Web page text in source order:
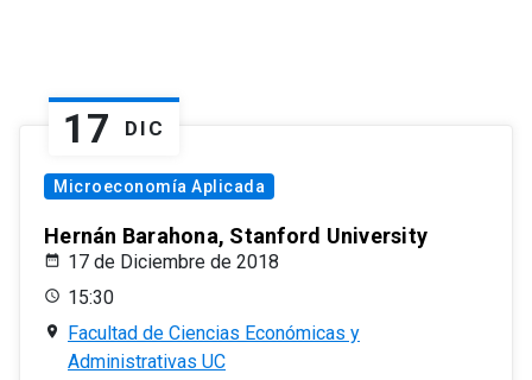
17 DIC
Microeconomía Aplicada
Hernán Barahona, Stanford University
17 de Diciembre de 2018
15:30
Facultad de Ciencias Económicas y
Administrativas UC